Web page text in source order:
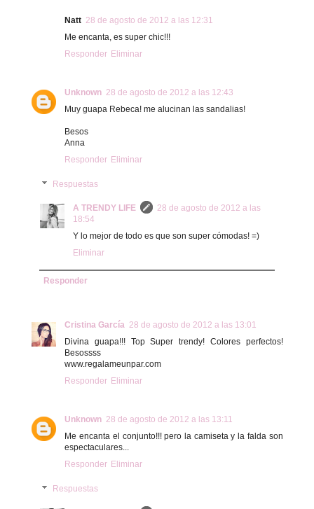
Natt 28 de agosto de 2012 a las 12:31
Me encanta, es super chic!!!
Responder Eliminar
Unknown 28 de agosto de 2012 a las 12:43
Muy guapa Rebeca! me alucinan las sandalias!
Besos
Anna
Responder Eliminar
Respuestas
A TRENDY LIFE
28 de agosto de 2012 a las
18:54
Y lo mejor de todo es que son super cómodas! =)
Eliminar
Responder
Cristina García 28 de agosto de 2012 a las 13:01
Divina guapa!!! Top Super trendy! Colores perfectos!
Besossss
www.regalameunpar.com
Responder Eliminar
Unknown 28 de agosto de 2012 a las 13:11
Me encanta el conjunto!!! pero la camiseta y la falda son
espectaculares...
Responder Eliminar
Respuestas